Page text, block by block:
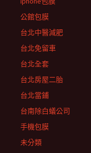
公館包膜
台北中醫減肥
台北免留車
台北全套
台北房屋二胎
台北當鋪
台南除白蟻公司
手機包膜
未分類